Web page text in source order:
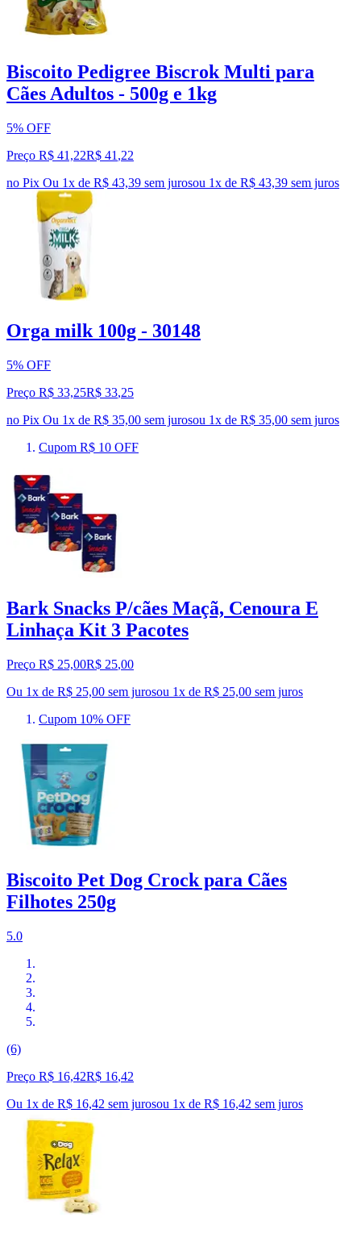
Biscoito Pedigree Biscrok Multi para
Cães Adultos - 500g e 1kg
5% OFF
Preço R$ 41,22R$ 41 ,22
no Pix Ou 1x de R$ 43,39 sem jurosou 1x de R$ 43,39 sem juros
Orga milk 100g - 30148
5% OFF
Preço R$ 33,25R$ 33,25
no Pix Ou 1x de R$ 35,00 sem jurosou 1x de R$ 35,00 sem juros
Cupom R$ 10 OFF
Bark Snacks P/cães Maçã, Cenoura E
Linhaça Kit 3 Pacotes
Preço R$ 25,00R$ 25,00
Ou 1x de R$ 25,00 sem jurosou 1x de R$ 25,00 sem juros
Cupom 10% OFF
Biscoito Pet Dog Crock para Cães
Filhotes 250g
5.0
(6)
Preço R$ 16,42R$ 16,42
Ou 1x de R$ 16,42 sem jurosou 1x de R$ 16,42 sem juros